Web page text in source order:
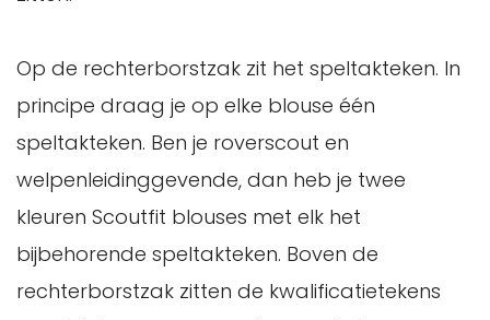
Op de rechterborstzak zit het speltakteken. In
principe draag je op elke blouse één
speltakteken. Ben je roverscout en
welpenleidinggevende, dan heb je twee
kleuren Scoutfit blouses met elk het
bijbehorende speltakteken. Boven de
rechterborstzak zitten de kwalificatietekens